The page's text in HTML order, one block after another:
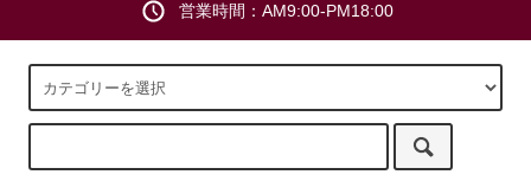
営業時間：AM9:00-PM18:00